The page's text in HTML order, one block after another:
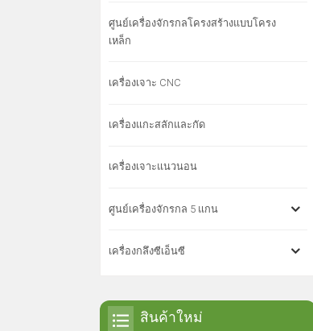
ศูนย์เครื่องจักรกลโครงสร้างแบบโครง
เหล็ก
เครื่องเจาะ CNC
เครื่องแกะสลักและกัด
เครื่องเจาะแนวนอน
ศูนย์เครื่องจักรกล 5 แกน
เครื่องกลึงซีเอ็นซี
สินค้าใหม่